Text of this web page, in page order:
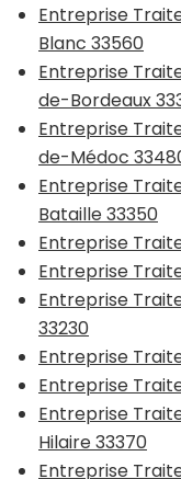
Entreprise
Blanc 33560
Entreprise
de-Bordeaux
Entreprise
de-Médoc
Entreprise
Bataille 33350
Entreprise
Entreprise
Entreprise
33230
Entreprise
Entreprise
Entreprise
Hilaire 33370
Entreprise